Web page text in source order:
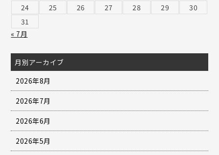
24 25 26 27 28 29
30
31
« 7月
月別アーカイブ
2026年8月
2026年7月
2026年6月
2026年5月